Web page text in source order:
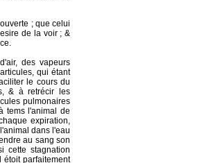
; que celui
de la voir ; &
des vapeurs
qui étant
le cours du
& à retrécir les
pulmonaires
tems l'animal de
expiration,
dans l'eau
au sang son
cette stagnation
étoit parfaitement